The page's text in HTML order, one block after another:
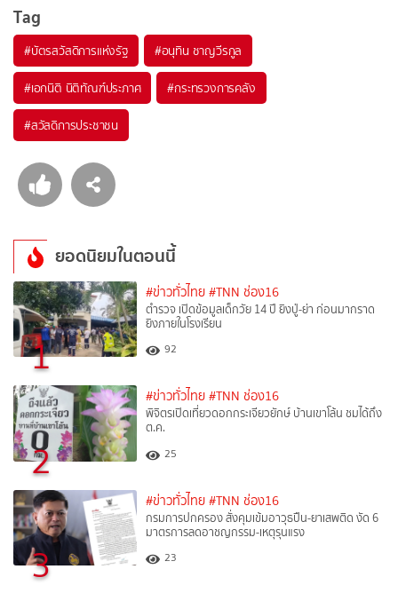
Tag
#บัตรสวัสดิการแห่งรัฐ #อนุทิน ชาญวีรกูล
#เอกนิติ นิติทัณฑ์ประภาศ #กระทรวงการคลัง
#สวัสดิการประชาชน
ยอดนิยมในตอนนี้
1
#ข่าวทั่วไทย #TNN ช่อง16
ตำรวจ เปิดข้อมูลเด็กวัย 14 ปี ยิงปู่-ย่า ก่อนมากราด
ยิงภายในโรงเรียน
92
2
#ข่าวทั่วไทย #TNN ช่อง16
พิจิตรเปิดเที่ยวดอกกระเจียวยักษ์ บ้านเขาโล้น ชมได้ถึง
ต.ค.
25
3
#ข่าวทั่วไทย #TNN ช่อง16
กรมการปกครอง สั่งคุมเข้มอาวุธปืน-ยาเสพติด งัด 6
มาตรการลดอาชญกรรม-เหตุรุนแรง
23